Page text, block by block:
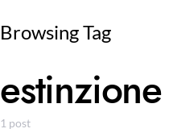
Browsing Tag
estinzione
1 post